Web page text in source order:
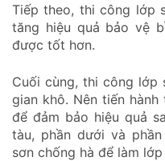
Tiếp theo, thi công lớp
tăng hiệu quả bảo vệ
được tốt hơn.
Cuối cùng, thi công lớp
gian khô. Nên tiến
để đảm bảo hiệu quả
tàu, phần dưới và
sơn chống hà để làm lớp